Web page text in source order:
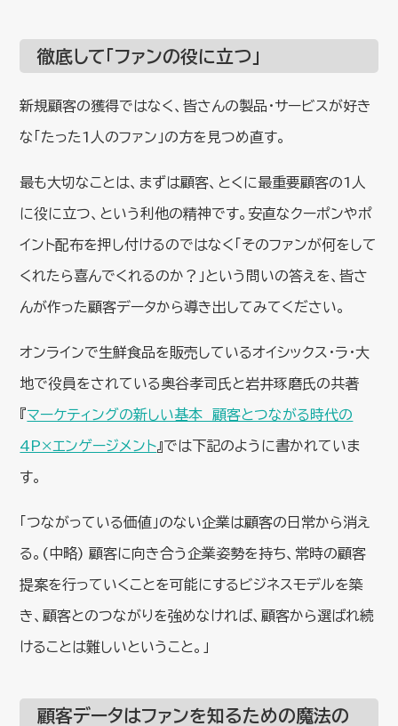
徹底して「ファンの役に立つ」
新規顧客の獲得ではなく、皆さんの製品・サービスが好き
な「たった1人のファン」の方を見つめ直す。
最も大切なことは、まずは顧客、とくに最重要顧客の1人
に役に立つ、という利他の精神です。安直なクーポンやポ
イント配布を押し付けるのではなく「そのファンが何をして
くれたら喜んでくれるのか？」という問いの答えを、皆さ
んが作った顧客データから導き出してみてください。
オンラインで生鮮食品を販売しているオイシックス・ラ・大
地で役員をされている奥谷孝司氏と岩井琢磨氏の共著
『マーケティングの新しい基本 顧客とつながる時代の
4P×エンゲージメント 』では下記のように書かれていま
す。
「つながっている価値」のない企業は顧客の日常から消え
る。(中略) 顧客に向き合う企業姿勢を持ち、常時の顧客
提案を行っていくことを可能にするビジネスモデルを築
き、顧客とのつながりを強めなければ、顧客から選ばれ続
けることは難しいということ。」
顧客データはファンを知るための魔法の